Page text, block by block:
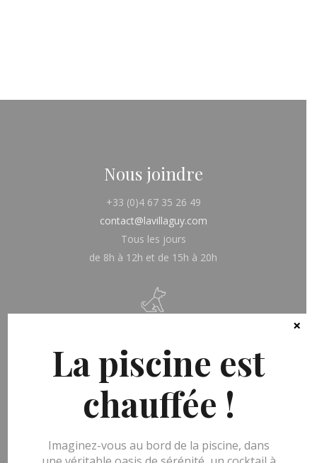
Nous joindre
+33 (0)4 67 35 26 49
contact@lavillaguy.com
Tous les jours
de 8h à 12h et de 15h à 20h
Nous trouver
2, rue Giuseppe Verdi
34500 Béziers, France
VOIR LE PLAN
La piscine est
chauffée !
Imaginez-vous au bord de la piscine, dans
×